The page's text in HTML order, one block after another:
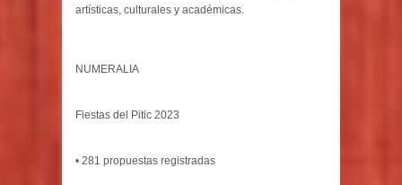
artísticas, culturales y académicas.
NUMERALIA
Fiestas del Pitic 2023
• 281 propuestas registradas